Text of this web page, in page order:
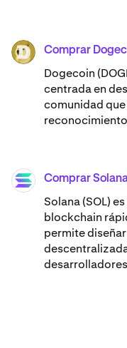
DOGE Comprar
Dogecoin
centrada en
comunidad
SOL Comprar
Solana (SOL)
blockchain
permite